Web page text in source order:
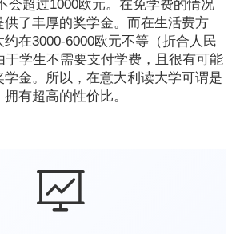
会超过1000欧元。在免学费的情况
了丰厚的奖学金。而在生活费方
约在3000-6000欧元不等（折合人民
于学生不需要支付学费，且很有可能
金。所以，在意大利读大学可谓是
有超高的性价比。